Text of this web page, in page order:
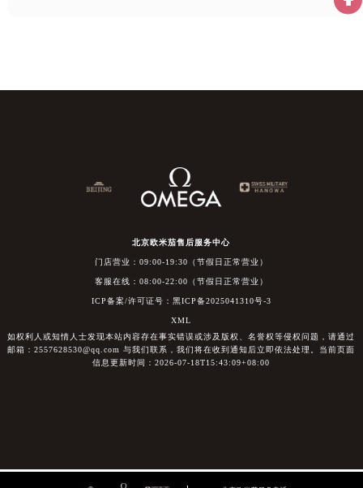
北京欧米茄售后服务中心
门店营业：09:00-19:30（节假日正常营业）
客服在线：08:00-22:00（节假日正常营业）
ICP备案/许可证号：黑ICP备2025041310号-3
XML
如权利人或知情人士发现本站内容存在事实错误或涉及版权、名誉权等侵权问题，请通过
邮箱：2557628530@qq.com 与我们联系，我们将在收到通知后立即依法处理。当前页面
信息更新时间：2026-07-18T15:43:09+08:00